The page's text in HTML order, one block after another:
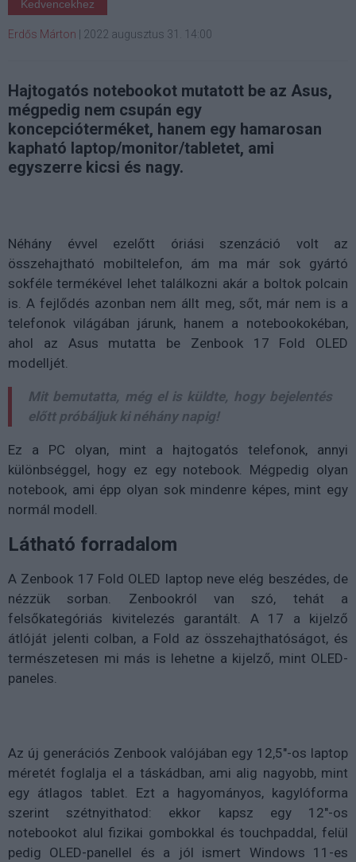
Kedvencekhez
Erdős Márton 2022 augusztus 31. 14:00
Hajtogatós notebookot mutatott be az Asus,
mégpedig nem csupán egy
koncepcióterméket, hanem egy hamarosan
kapható laptop/monitor/tabletet, ami
egyszerre kicsi és nagy.
Néhány évvel ezelőtt óriási szenzáció volt az
összehajtható mobiltelefon, ám ma már sok gyártó
sokféle termékével lehet találkozni akár a boltok polcain
is. A fejlődés azonban nem állt meg, sőt, már nem is a
telefonok világában járunk, hanem a notebookokéban,
ahol az Asus mutatta be Zenbook 17 Fold OLED
modelljét.
Mit bemutatta, még el is küldte, hogy bejelentés
előtt próbáljuk ki néhány napig!
Ez a PC olyan, mint a hajtogatós telefonok, annyi
különbséggel, hogy ez egy notebook. Mégpedig olyan
notebook, ami épp olyan sok mindenre képes, mint egy
normál modell.
Látható forradalom
A Zenbook 17 Fold OLED laptop neve elég beszédes, de
nézzük sorban. Zenbookról van szó, tehát a
felsőkategóriás kivitelezés garantált. A 17 a kijelző
átlóját jelenti colban, a Fold az összehajthatóságot, és
természetesen mi más is lehetne a kijelző, mint OLED-
paneles.
Az új generációs Zenbook valójában egy 12,5"-os laptop
méretét foglalja el a táskádban, ami alig nagyobb, mint
egy átlagos tablet. Ezt a hagyományos, kagylóforma
szerint szétnyithatod: ekkor kapsz egy 12"-os
notebookot alul fizikai gombokkal és touchpaddal, felül
pedig OLED-panellel és a jól ismert Windows 11-es